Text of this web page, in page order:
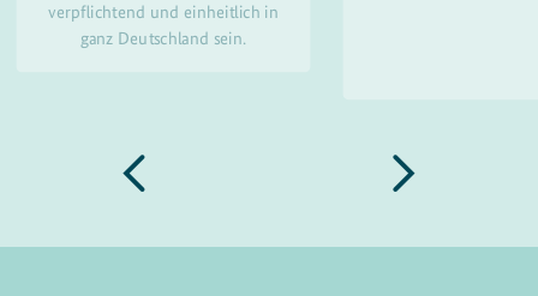
verpflichtend und einheitlich in
ganz Deutschland sein.